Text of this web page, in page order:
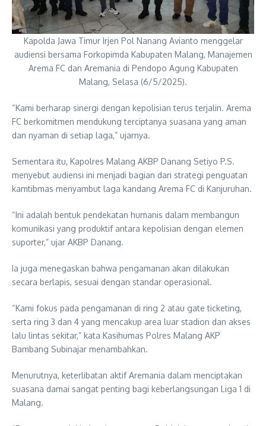
Kapolda Jawa Timur Irjen Pol Nanang Avianto menggelar
audiensi bersama Forkopimda Kabupaten Malang, Manajemen
Arema FC dan Aremania di Pendopo Agung Kabupaten
Malang, Selasa (6/5/2025).
“Kami berharap sinergi dengan kepolisian terus terjalin. Arema
FC berkomitmen mendukung terciptanya suasana yang aman
dan nyaman di setiap laga,” ujarnya.
Sementara itu, Kapolres Malang AKBP Danang Setiyo P.S.
menyebut audiensi ini menjadi bagian dari strategi penguatan
kamtibmas menyambut laga kandang Arema FC di Kanjuruhan.
“Ini adalah bentuk pendekatan humanis dalam membangun
komunikasi yang produktif antara kepolisian dengan elemen
suporter,” ujar AKBP Danang.
Ia juga menegaskan bahwa pengamanan akan dilakukan
secara berlapis, sesuai dengan standar operasional.
“Kami fokus pada pengamanan di ring 2 atau gate ticketing,
serta ring 3 dan 4 yang mencakup area luar stadion dan akses
lalu lintas sekitar,” kata Kasihumas Polres Malang AKP
Bambang Subinajar menambahkan.
Menurutnya, keterlibatan aktif Aremania dalam menciptakan
suasana damai sangat penting bagi keberlangsungan Liga 1 di
Malang.